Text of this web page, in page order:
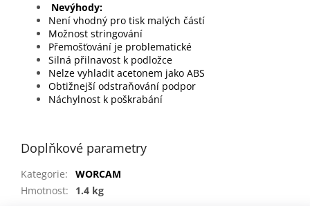
Nevýhody:
Není vhodný pro tisk malých částí
Možnost stringování
Přemošťování je problematické
Silná přilnavost k podložce
Nelze vyhladit acetonem jako ABS
Obtižnejší odstraňování podpor
Náchylnost k poškrabání
Doplňkové parametry
Kategorie:
WORCAM
Hmotnost: 1.4 kg